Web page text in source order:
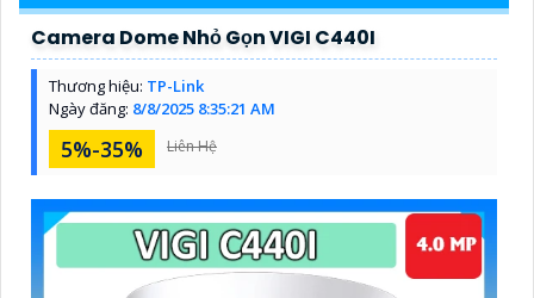
Camera Dome Nhỏ Gọn VIGI C440I
Thương hiệu: TP-Link
Ngày đăng: 8/8/2025 8:35:21 AM
5%-35% Liên Hệ